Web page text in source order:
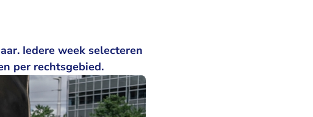
Iedere week selecteren
per rechtsgebied.